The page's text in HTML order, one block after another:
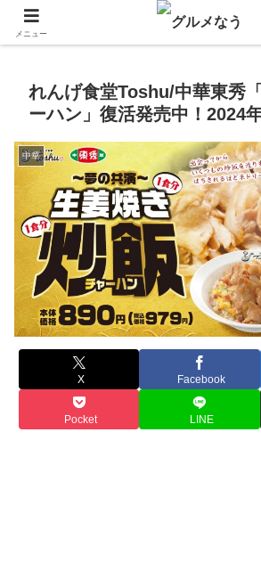
飲食店キャンペーン・食品飲料お菓子新発売
れんげ食堂Toshu/中華東秀
ーハン」復活発売中！2024
中華
X Facebook
Pocket LINE
メニュー